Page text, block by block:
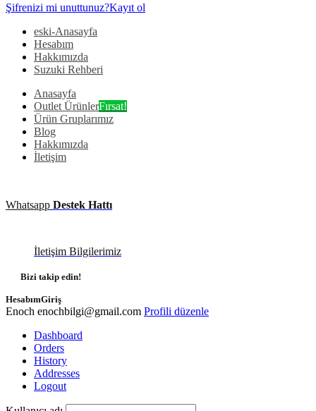
Şifrenizi mi unuttunuz?Kayıt ol
eski-Anasayfa
Hesabım
Hakkımızda
Suzuki Rehberi
Anasayfa
Outlet ÜrünlerFırsat!
Ürün Gruplarımız
Blog
Hakkımızda
İletişim
Whatsapp Destek Hattı
İletişim Bilgilerimiz
Bizi takip edin!
HesabımGiriş
Enoch enochbilgi@gmail.com Profili düzenle
Dashboard
Orders
History
Addresses
Logout